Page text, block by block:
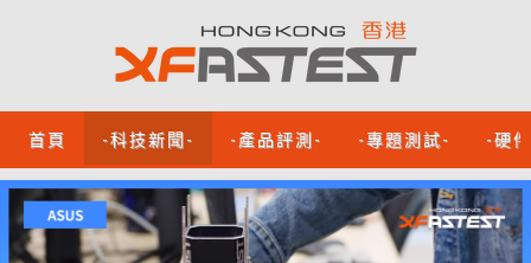
首頁 -科技新聞- -產品評測- -專題測試- -硬